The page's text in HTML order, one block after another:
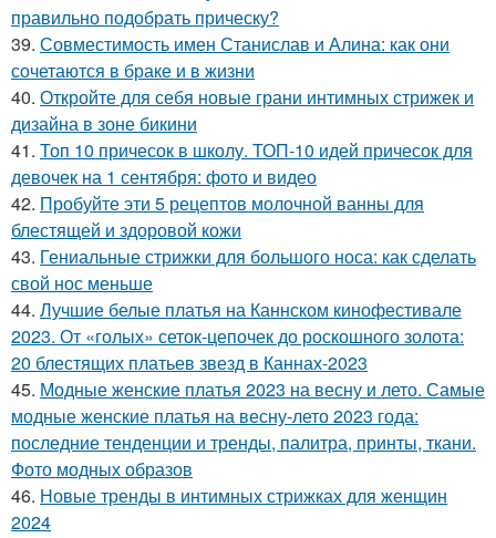
правильно подобрать прическу?
39. Совместимость имен Станислав и Алина: как они
сочетаются в браке и в жизни
40. Откройте для себя новые грани интимных стрижек и
дизайна в зоне бикини
41. Топ 10 причесок в школу. ТОП-10 идей причесок для
девочек на 1 сентября: фото и видео
42. Пробуйте эти 5 рецептов молочной ванны для
блестящей и здоровой кожи
43. Гениальные стрижки для большого носа: как сделать
свой нос меньше
44. Лучшие белые платья на Каннском кинофестивале
2023. От «голых» сеток-цепочек до роскошного золота:
20 блестящих платьев звезд в Каннах-2023
45. Модные женские платья 2023 на весну и лето. Самые
модные женские платья на весну-лето 2023 года:
последние тенденции и тренды, палитра, принты, ткани.
Фото модных образов
46. Новые тренды в интимных стрижках для женщин
2024